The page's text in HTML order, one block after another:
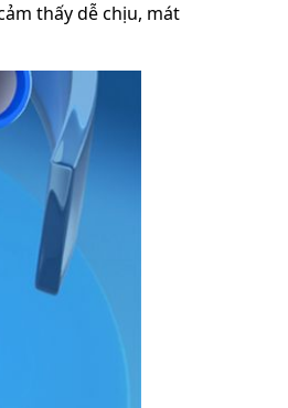
thấy dễ chịu, mát